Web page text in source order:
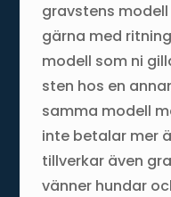
gravstens
gärna med
modell som ni
sten hos en
samma modell
inte betalar mer
tillverkar även
vänner hundar